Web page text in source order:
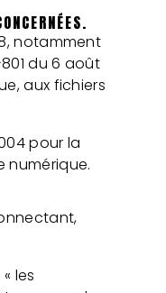
notamment
du 6 août
aux fichiers
pour la
numérique.
les